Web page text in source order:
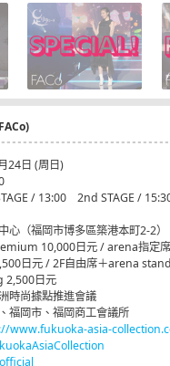
24日 (周日)
/ 13:00 2nd STAGE /
心（福岡市博多區築港本町2-2）
10,000日元 / arena指定
日元 / 2F自由席＋arena
日元
時尚據點推進會議
福岡市、福岡商工會議所
www.fukuoka-asia-